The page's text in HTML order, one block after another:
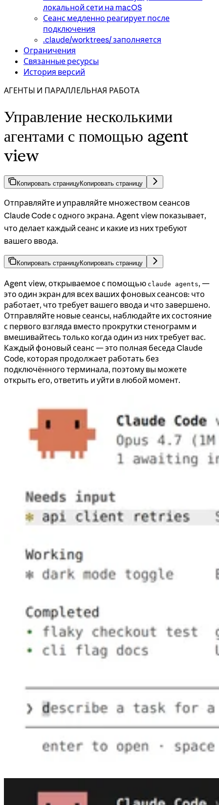
локальной сети на macOS
Сеанс медленно реагирует после
подключения
.claude/worktrees/ заполняется
Ограничения
Связанные ресурсы
История версий
АГЕНТЫ И ПАРАЛЛЕЛЬНАЯ РАБОТА
Управление несколькими
агентами с помощью agent
view
Копировать страницуКопировать страницу
Отправляйте и управляйте множеством сеансов
Claude Code с одного экрана. Agent view показывает,
что делает каждый сеанс и какие из них требуют
вашего ввода.
Копировать страницуКопировать страницу
Agent view, открываемое с помощью claude agents, —
это один экран для всех ваших фоновых сеансов: что
работает, что требует вашего ввода и что завершено.
Отправляйте новые сеансы, наблюдайте их состояние
с первого взгляда вместо прокрутки стенограмм и
вмешивайтесь только когда один из них требует вас.
Каждый фоновый сеанс — это полная беседа Claude
Code, которая продолжает работать без
подключённого терминала, поэтому вы можете
открыть его, ответить и уйти в любой момент.